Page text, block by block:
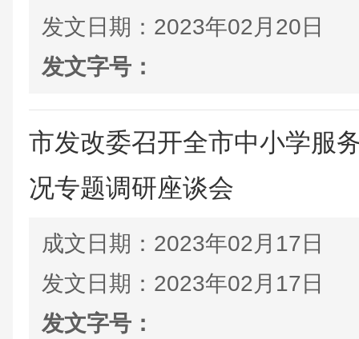
发文日期： 2023年02月20日
发文字号：
市发改委召开全市中小学服
况专题调研座谈会
成文日期： 2023年02月17日
发文日期： 2023年02月17日
发文字号：